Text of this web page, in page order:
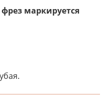
маркируется